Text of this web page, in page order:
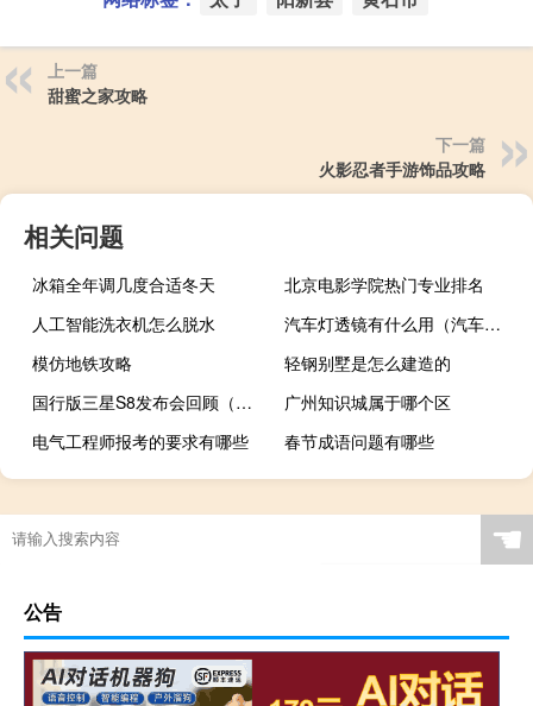
上一篇
甜蜜之家攻略
下一篇
火影忍者手游饰品攻略
相关问题
冰箱全年调几度合适冬天
北京电影学院热门专业排名
人工智能洗衣机怎么脱水
汽车灯透镜有什么用（汽车透镜的作用是什么?）
模仿地铁攻略
轻钢别墅是怎么建造的
国行版三星S8发布会回顾（三星s8国行发布会）
广州知识城属于哪个区
电气工程师报考的要求有哪些
春节成语问题有哪些
☚
公告